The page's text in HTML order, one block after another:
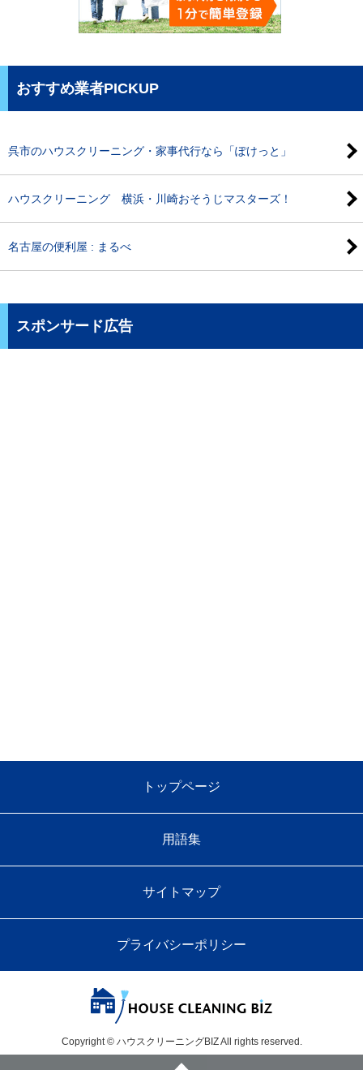
おすすめ業者PICKUP
呉市のハウスクリーニング・家事代行なら「ぽけっと」
ハウスクリーニング 横浜・川崎おそうじマスターズ！
名古屋の便利屋 : まるべ
スポンサード広告
トップページ
用語集
サイトマップ
プライバシーポリシー
Copyright © ハウスクリーニングBIZ All rights reserved.